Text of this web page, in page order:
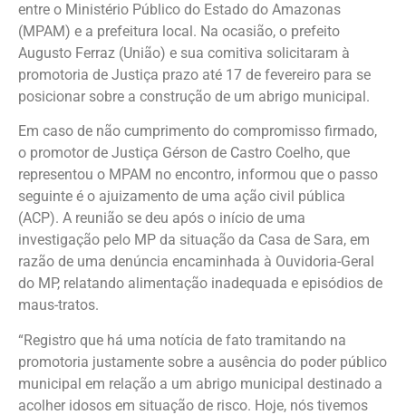
entre o Ministério Público do Estado do Amazonas
(MPAM) e a prefeitura local. Na ocasião, o prefeito
Augusto Ferraz (União) e sua comitiva solicitaram à
promotoria de Justiça prazo até 17 de fevereiro para se
posicionar sobre a construção de um abrigo municipal.
Em caso de não cumprimento do compromisso firmado,
o promotor de Justiça Gérson de Castro Coelho, que
representou o MPAM no encontro, informou que o passo
seguinte é o ajuizamento de uma ação civil pública
(ACP). A reunião se deu após o início de uma
investigação pelo MP da situação da Casa de Sara, em
razão de uma denúncia encaminhada à Ouvidoria-Geral
do MP, relatando alimentação inadequada e episódios de
maus-tratos.
“Registro que há uma notícia de fato tramitando na
promotoria justamente sobre a ausência do poder público
municipal em relação a um abrigo municipal destinado a
acolher idosos em situação de risco. Hoje, nós tivemos